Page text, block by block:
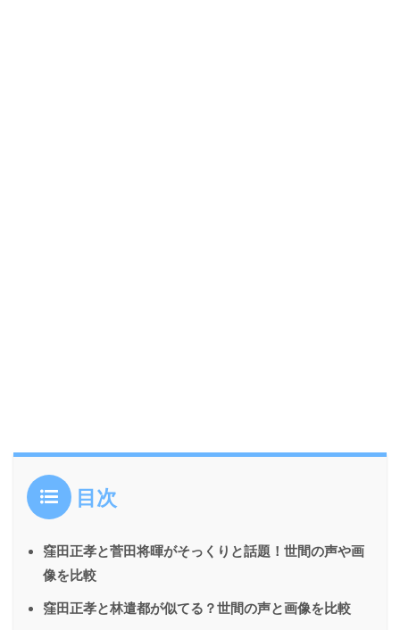
目次
窪田正孝と菅田将暉がそっくりと話題！世間の声や画
像を比較
窪田正孝と林遣都が似てる？世間の声と画像を比較